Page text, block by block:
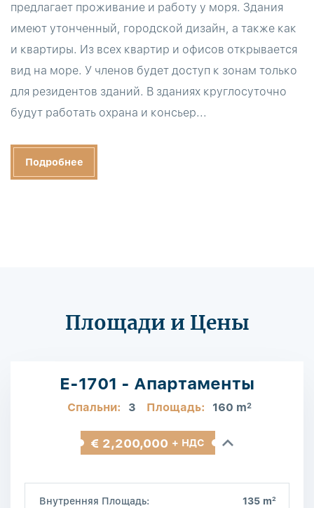
предлагает проживание и работу у моря. Здания
имеют утонченный, городской дизайн, а также как
и квартиры. Из всех квартир и офисов открывается
вид на море. У членов будет доступ к зонам только
для резидентов зданий. В зданиях круглосуточно
будут работать охрана и консьер...
Подробнее
Площади и Цены
E-1701 - Апартаменты
Спальни: 3 Площадь: 160 m2
€ 2,200,000 + НДС
Внутренняя Площадь: 135 m2